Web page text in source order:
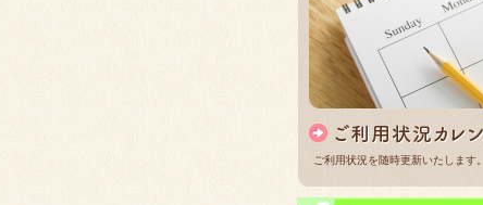
ご利用状況を随時更新いたします。